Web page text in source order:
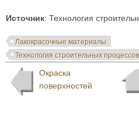
Источник: Технология
Лакокрасочные материалы
Технология строительных процессов
Окраска
поверхностей